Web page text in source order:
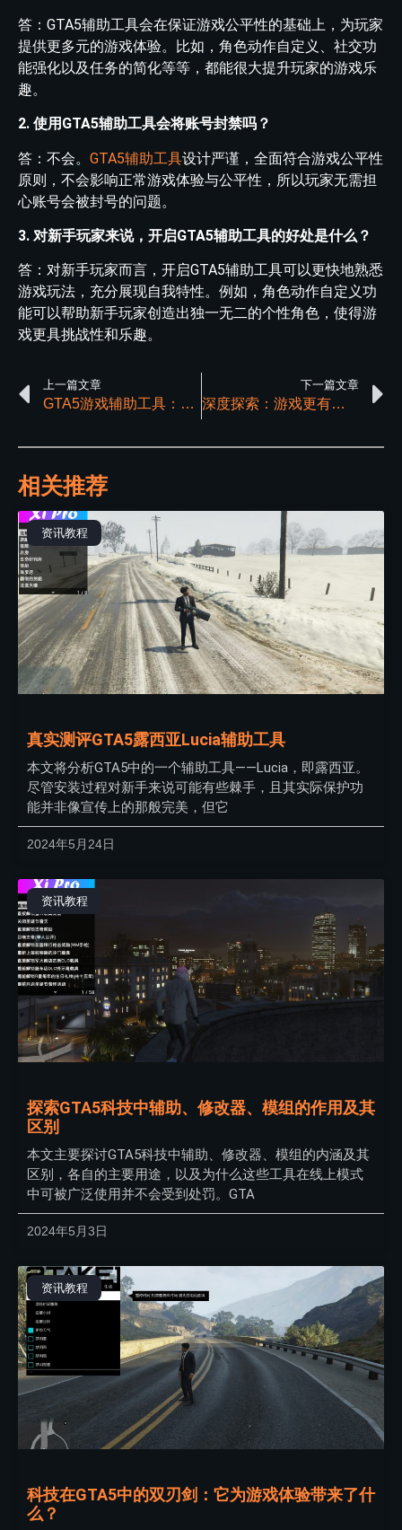
答：GTA5辅助工具会在保证游戏公平性的基础上，为玩家
提供更多元的游戏体验。比如，角色动作自定义、社交功
能强化以及任务的简化等等，都能很大提升玩家的游戏乐
趣。
2. 使用GTA5辅助工具会将账号封禁吗？
答：不会。 GTA5辅助工具设计严谨，全面符合游戏公平性
原则，不会影响正常游戏体验与公平性，所以玩家无需担
心账号会被封号的问题。
3. 对新手玩家来说，开启GTA5辅助工具的好处是什么？
答：对新手玩家而言，开启GTA5辅助工具可以更快地熟悉
游戏玩法，充分展现自我特性。例如，角色动作自定义功
能可以帮助新手玩家创造出独一无二的个性角色，使得游
戏更具挑战性和乐趣。
上一篇文章
GTA5游戏辅助工具：优势与弱点的详尽分析
下一篇文章
深度探索：游戏更有趣的方式，GTA5修改器使用全攻略
相关推荐
资讯教程
真实测评GTA5露西亚Lucia辅助工具
本文将分析GTA5中的一个辅助工具——Lucia，即露西亚。
尽管安装过程对新手来说可能有些棘手，且其实际保护功
能并非像宣传上的那般完美，但它
2024年5月24日
资讯教程
探索GTA5科技中辅助、修改器、模组的作用及其
区别
本文主要探讨GTA5科技中辅助、修改器、模组的内涵及其
区别，各自的主要用途，以及为什么这些工具在线上模式
中可被广泛使用并不会受到处罚。GTA
2024年5月3日
资讯教程
科技在GTA5中的双刃剑：它为游戏体验带来了什
么？